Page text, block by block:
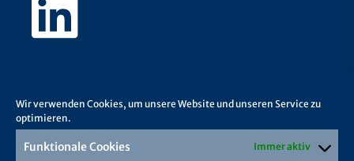
Wir verwenden Cookies, um unsere Website und unseren Service zu
optimieren.
Funktionale Cookies Immer aktiv